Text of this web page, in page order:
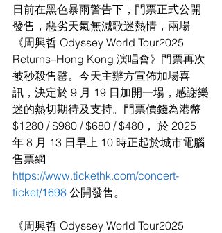
日前在黑色暴雨警告下，門票正式公開
發售，惡劣天氣無減歌迷熱情，兩場
《周興哲 Odyssey World Tour2025
Returns–Hong Kong 演唱會》門票再次
被秒殺售罄。今天主辦方宣佈加場喜
訊，決定於 9 月 19 日加開一場，感謝樂
迷的熱切期待及支持。門票價錢為港幣
$1280 / $980 / $680 / $480， 於 2025
年 8 月 13 日早上 10 時正起於城市電腦
售票網
https://www.tickethk.com/concert-
ticket/1698 公開發售。
《周興哲 Odyssey World Tour2025